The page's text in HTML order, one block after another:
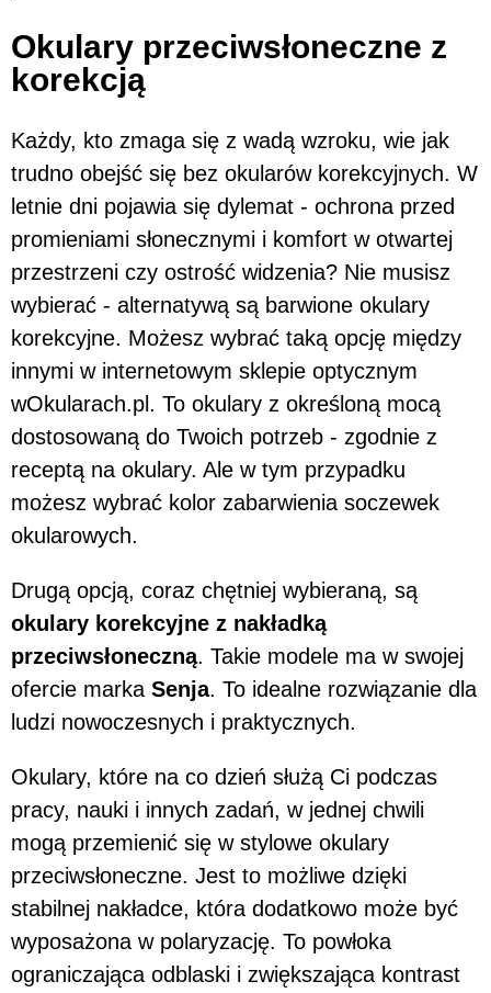
Okulary przeciwsłoneczne z
korekcją
Każdy, kto zmaga się z wadą wzroku, wie jak
trudno obejść się bez okularów korekcyjnych. W
letnie dni pojawia się dylemat - ochrona przed
promieniami słonecznymi i komfort w otwartej
przestrzeni czy ostrość widzenia? Nie musisz
wybierać - alternatywą są barwione okulary
korekcyjne. Możesz wybrać taką opcję między
innymi w internetowym sklepie optycznym
wOkularach.pl. To okulary z określoną mocą
dostosowaną do Twoich potrzeb - zgodnie z
receptą na okulary. Ale w tym przypadku
możesz wybrać kolor zabarwienia soczewek
okularowych.
Drugą opcją, coraz chętniej wybieraną, są
okulary korekcyjne z nakładką
przeciwsłoneczną. Takie modele ma w swojej
ofercie marka Senja. To idealne rozwiązanie dla
ludzi nowoczesnych i praktycznych.
Okulary, które na co dzień służą Ci podczas
pracy, nauki i innych zadań, w jednej chwili
mogą przemienić się w stylowe okulary
przeciwsłoneczne. Jest to możliwe dzięki
stabilnej nakładce, która dodatkowo może być
wyposażona w polaryzację. To powłoka
ograniczająca odblaski i zwiększająca kontrast